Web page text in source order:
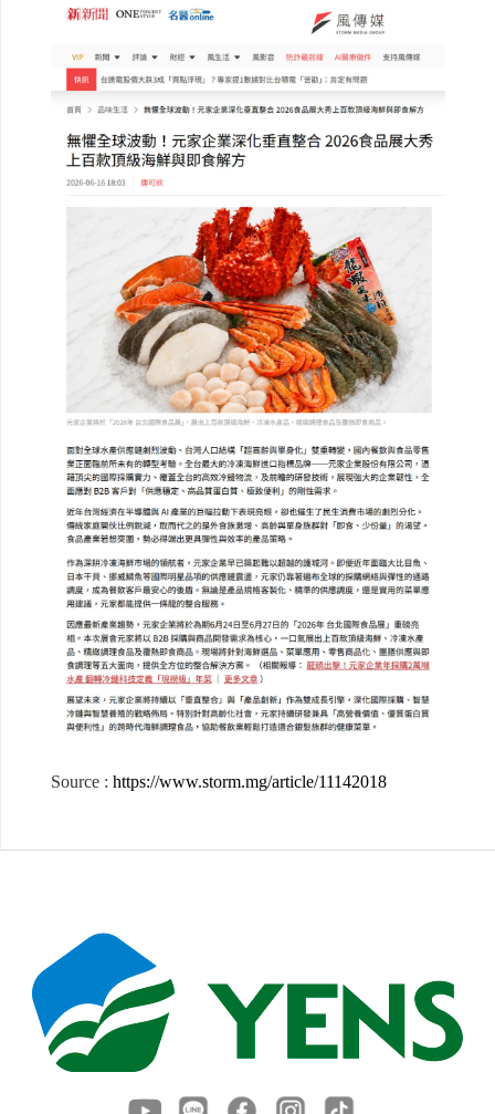
Source : https://www.storm.mg/article/11142018